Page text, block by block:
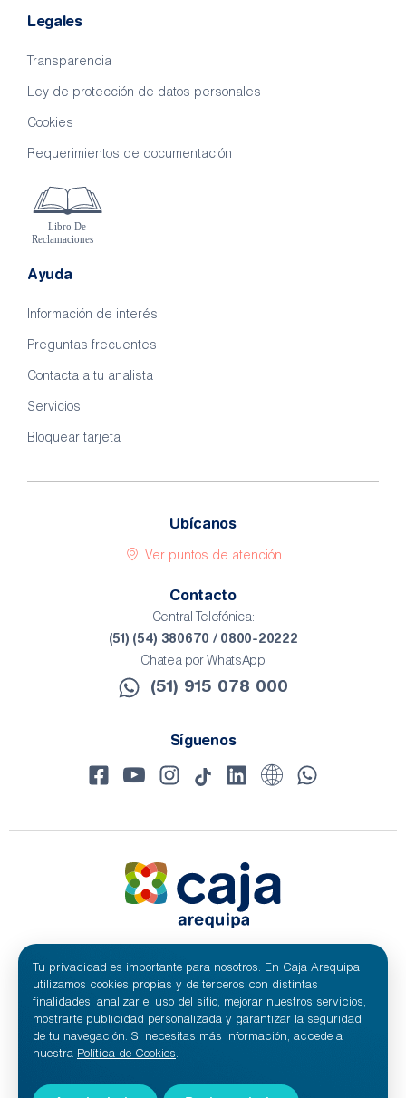
Legales
Transparencia
Ley de protección de datos personales
Cookies
Requerimientos de documentación
Ayuda
Información de interés
Preguntas frecuentes
Contacta a tu analista
Servicios
Bloquear tarjeta
Ubícanos
Ver puntos de atención
Contacto
Central Telefónica:
(51) (54) 380670 / 0800-20222
Chatea por WhatsApp
(51) 915 078 000​
Síguenos
© 2024 Caja Arequipa - RUC 20100209641
Todos los derechos reservados.
Caja Municipal de Ahorro y Crédito de Arequipa S.A.
Tu privacidad es importante para nosotros. En Caja Arequipa
utilizamos cookies propias y de terceros con distintas
finalidades: analizar el uso del sitio, mejorar nuestros servicios,
mostrarte publicidad personalizada y garantizar la seguridad
de tu navegación. Si necesitas más información, accede a
nuestra Política de Cookies.